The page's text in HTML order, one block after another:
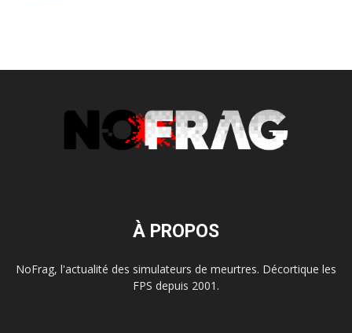
À PROPOS
NoFrag, l'actualité des simulateurs de meurtres. Décortique les
FPS depuis 2001.